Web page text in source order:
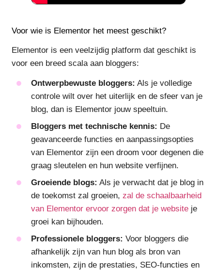
Voor wie is Elementor het meest geschikt?
Elementor is een veelzijdig platform dat geschikt is
voor een breed scala aan bloggers:
Ontwerpbewuste bloggers: Als je volledige
controle wilt over het uiterlijk en de sfeer van je
blog, dan is Elementor jouw speeltuin.
Bloggers met technische kennis: De
geavanceerde functies en aanpassingsopties
van Elementor zijn een droom voor degenen die
graag sleutelen en hun website verfijnen.
Groeiende blogs: Als je verwacht dat je blog in
de toekomst zal groeien, zal de schaalbaarheid
van Elementor ervoor zorgen dat je website je
groei kan bijhouden.
Professionele bloggers: Voor bloggers die
afhankelijk zijn van hun blog als bron van
inkomsten, zijn de prestaties, SEO-functies en